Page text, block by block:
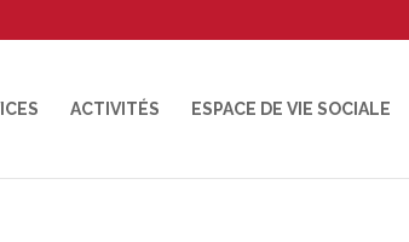
ACTIVITÉS ESPACE DE VIE SOCIALE